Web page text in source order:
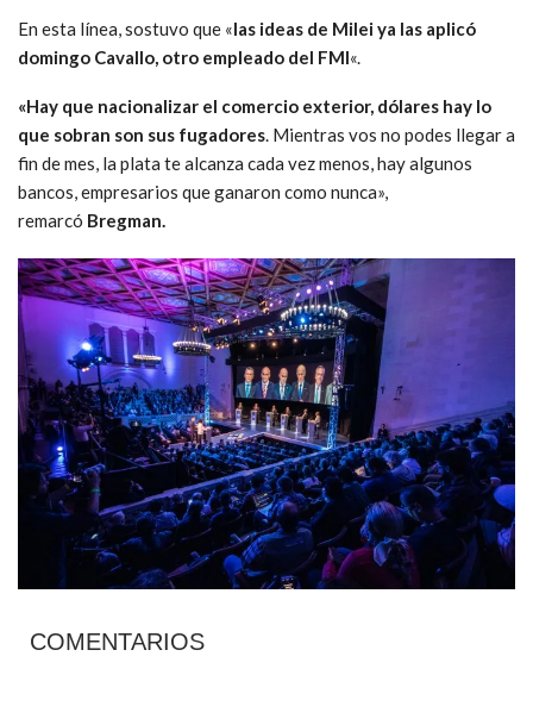
En esta línea, sostuvo que «las ideas de Milei ya las aplicó
domingo Cavallo, otro empleado del FMI«.
«Hay que nacionalizar el comercio exterior, dólares hay lo
que sobran son sus fugadores. Mientras vos no podes llegar a
fin de mes, la plata te alcanza cada vez menos, hay algunos
bancos, empresarios que ganaron como nunca»,
remarcó Bregman.
COMENTARIOS